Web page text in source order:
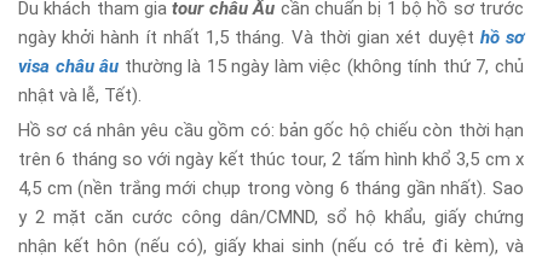
Du khách tham giatour châu Âu cần chuẩn bị 1 bộ hồ sơ trước
ngày khởi hành ít nhất 1,5 tháng. Và thời gian xét duyệt hồ sơ
visa châu âu thường là 15 ngày làm việc (không tính thứ 7, chủ
nhật và lễ, Tết).
Hồ sơ cá nhân yêu cầu gồm có: bản gốc hộ chiếu còn thời hạn
trên 6 tháng so với ngày kết thúc tour, 2 tấm hình khổ 3,5 cm x
4,5 cm (nền trắng mới chụp trong vòng 6 tháng gần nhất). Sao
y 2 mặt căn cước công dân/CMND, sổ hộ khẩu, giấy chứng
nhận kết hôn (nếu có), giấy khai sinh (nếu có trẻ đi kèm), và